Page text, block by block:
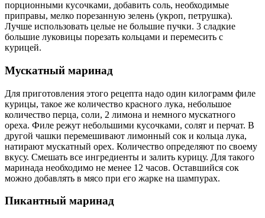
порционными кусочками, добавить соль, необходимые
приправы, мелко порезанную зелень (укроп, петрушка).
Лучше использовать целые не большие пучки. 3 сладкие
большие луковицы порезать кольцами и перемесить с
курицей.
Мускатный маринад
Для приготовления этого рецепта надо один килограмм филе
курицы, такое же количество красного лука, небольшое
количество перца, соли, 2 лимона и немного мускатного
ореха. Филе режут небольшими кусочками, солят и перчат. В
другой чашки перемешивают лимонный сок и кольца лука,
натирают мускатный орех. Количество определяют по своему
вкусу. Смешать все ингредиенты и залить курицу. Для такого
маринада необходимо не менее 12 часов. Оставшийся сок
можно добавлять в мясо при его жарке на шампурах.
Пикантный маринад